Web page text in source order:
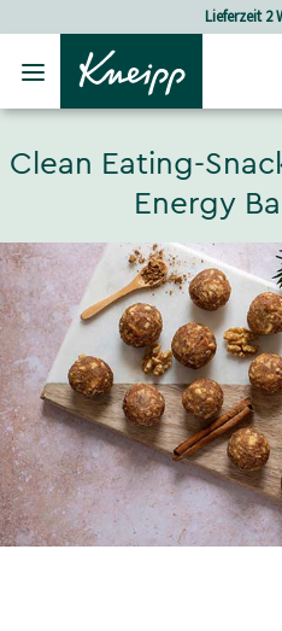
Lieferzeit 2
Clean Eating-
Energy